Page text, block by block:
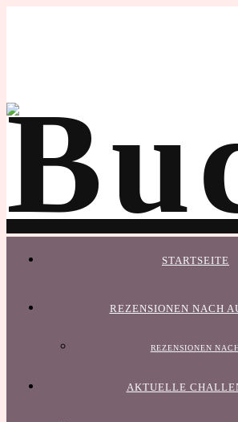
STARTSEITE
REZENSIONEN NACH
REZENSIONEN
AKTUELLE